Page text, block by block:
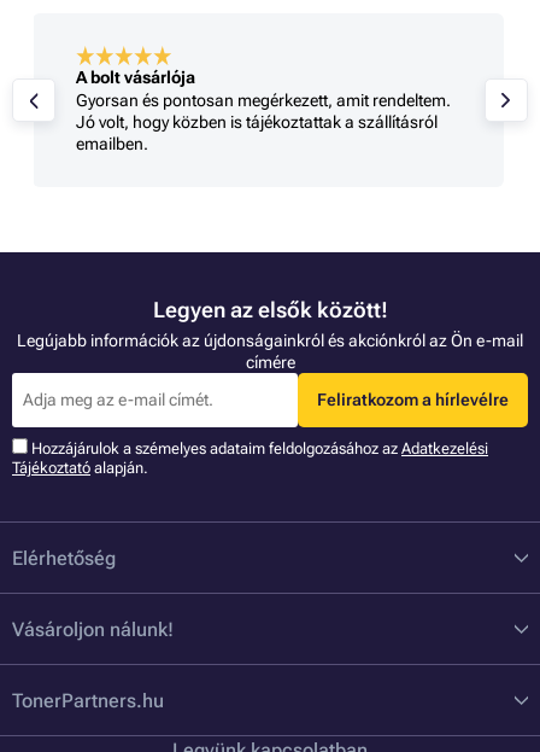
A bolt vásárlója
Gyorsan és pontosan megérkezett, amit rendeltem.
Jó volt, hogy közben is tájékoztattak a szállításról
emailben.
Legyen az elsők között!
Legújabb információk az újdonságainkról és akciónkról az Ön e-mail
címére
Feliratkozom a hírlevélre
Hozzájárulok a szémelyes adataim feldolgozásához az Adatkezelési
Tájékoztató alapján.
Elérhetőség
Vásároljon nálunk!
TonerPartners.hu